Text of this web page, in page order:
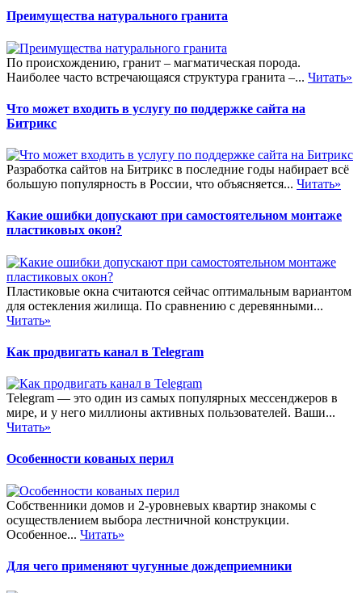
Преимущества натурального гранита
По происхождению, гранит – магматическая порода.
Наиболее часто встречающаяся структура гранита –... Читать»
Что может входить в услугу по поддержке сайта на
Битрикс
Разработка сайтов на Битрикс в последние годы набирает всё
большую популярность в России, что объясняется... Читать»
Какие ошибки допускают при самостоятельном монтаже
пластиковых окон?
Пластиковые окна считаются сейчас оптимальным вариантом
для остекления жилища. По сравнению с деревянными...
Читать»
Как продвигать канал в Telegram
Telegram — это один из самых популярных мессенджеров в
мире, и у него миллионы активных пользователей. Ваши...
Читать»
Особенности кованых перил
Собственники домов и 2-уровневых квартир знакомы с
осуществлением выбора лестничной конструкции.
Особенное... Читать»
Для чего применяют чугунные дождеприемники